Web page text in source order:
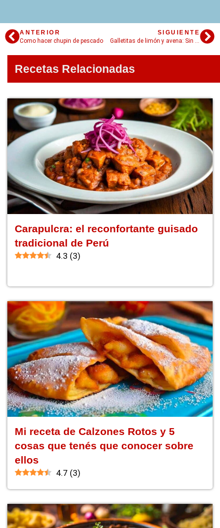
ANTERIOR
Como hacer chupin de pescado
SIGUIENTE
Recetas Relacionadas
Carapulcra: el reconfortante guisado
tradicional de Perú
4.3 (3)
Mi receta de Calzones Rotos y 5
cosas que tenés que conocer sobre
ellos
4.7 (3)